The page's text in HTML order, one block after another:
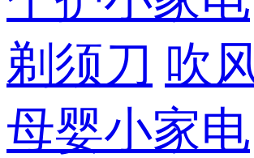
剃须刀 吹
母婴小家电